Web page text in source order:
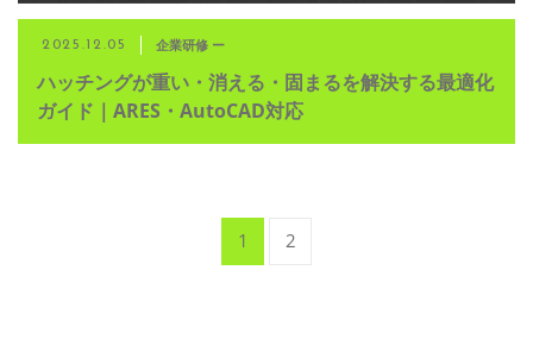
2025.12.05 企業研修 ー
ハッチングが重い・消える・固まるを解決する最適化
ガイド｜ARES・AutoCAD対応
1 2